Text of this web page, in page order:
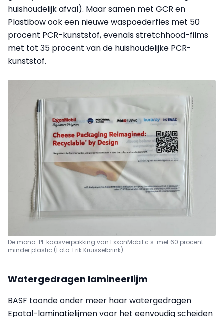
huishoudelijk afval). Maar samen met GCR en
Plastibow ook een nieuwe waspoederfles met 50
procent PCR-kunststof, evenals stretchhood-films
met tot 35 procent van de huishoudelijke PCR-
kunststof.
De mono-PE kaasverpakking van ExxonMobil c.s. met 60 procent
minder plastic (Foto: Erik Kruisselbrink)
Watergedragen lamineerlijm
BASF toonde onder meer haar watergedragen
Epotal-laminatielijmen voor het eenvoudig scheiden